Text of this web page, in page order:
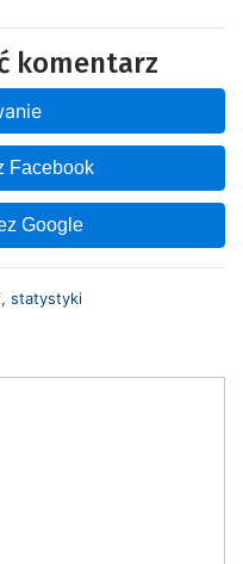
komentarz
Facebook
Google
, statystyki